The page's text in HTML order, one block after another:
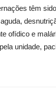
têm
ofídico e
unidade,